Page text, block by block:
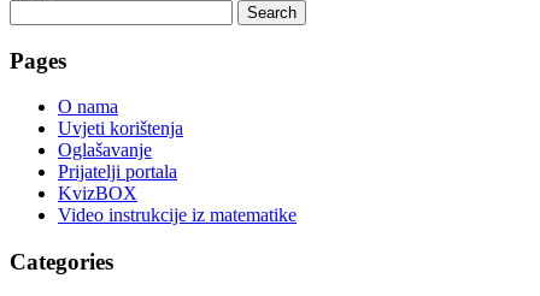
Search
Pages
O nama
Uvjeti korištenja
Oglašavanje
Prijatelji portala
KvizBOX
Video instrukcije iz matematike
Categories